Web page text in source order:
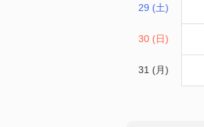
29 (土)
30 (日)
31 (月)